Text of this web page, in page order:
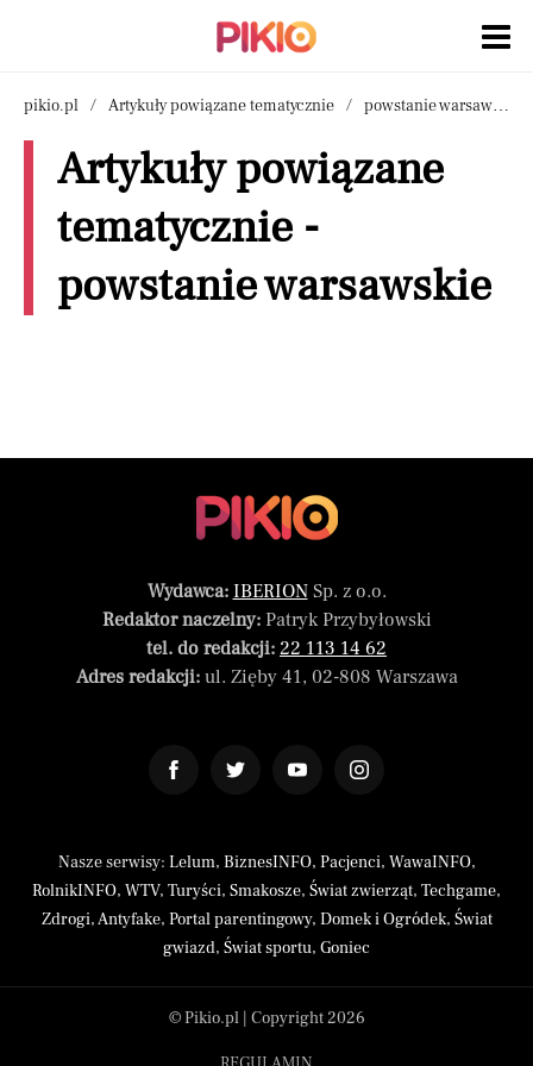
pikio.pl Artykuły powiązane tematycznie powstanie warsawskie
Artykuły powiązane
tematycznie -
powstanie warsawskie
Wydawca: IBERIONSp. z o.o.
Redaktor naczelny:Patryk Przybyłowski
tel. do redakcji: 22 113 14 62
Adres redakcji:ul. Zięby 41, 02-808 Warszawa
Nasze serwisy: Lelum, BiznesINFO, Pacjenci, WawaINFO,
RolnikINFO, WTV, Turyści, Smakosze, Świat zwierząt, Techgame,
Zdrogi,Antyfake, Portal parentingowy, Domek i Ogródek, Świat
gwiazd, Świat sportu, Goniec
© Pikio.pl | Copyright 2026